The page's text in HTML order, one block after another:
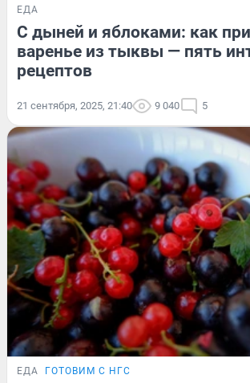
ЕДА
С дыней и яблоками: как
варенье из тыквы — пять
рецептов
21 сентября, 2025, 21:40 9 040 5
ЕДА ГОТОВИМ С НГС